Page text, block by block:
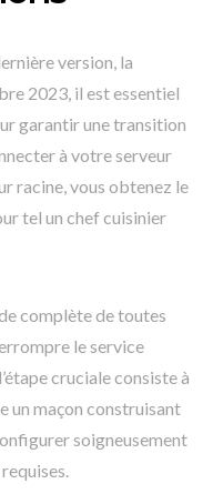
version, la
2023, il est essentiel
garantir une transition
à votre serveur
racine, vous obtenez le
tel un chef cuisinier
complète de toutes
le service
cruciale consiste à
un maçon construisant
soigneusement